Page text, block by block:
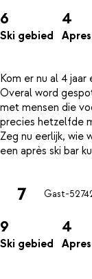
6
Ski gebied
4
Kom er nu al 4
Overal word
met mensen die
precies hetzelfde
Zeg nu eerlijk, wie
7 Gast-5274
9
Ski gebied
4